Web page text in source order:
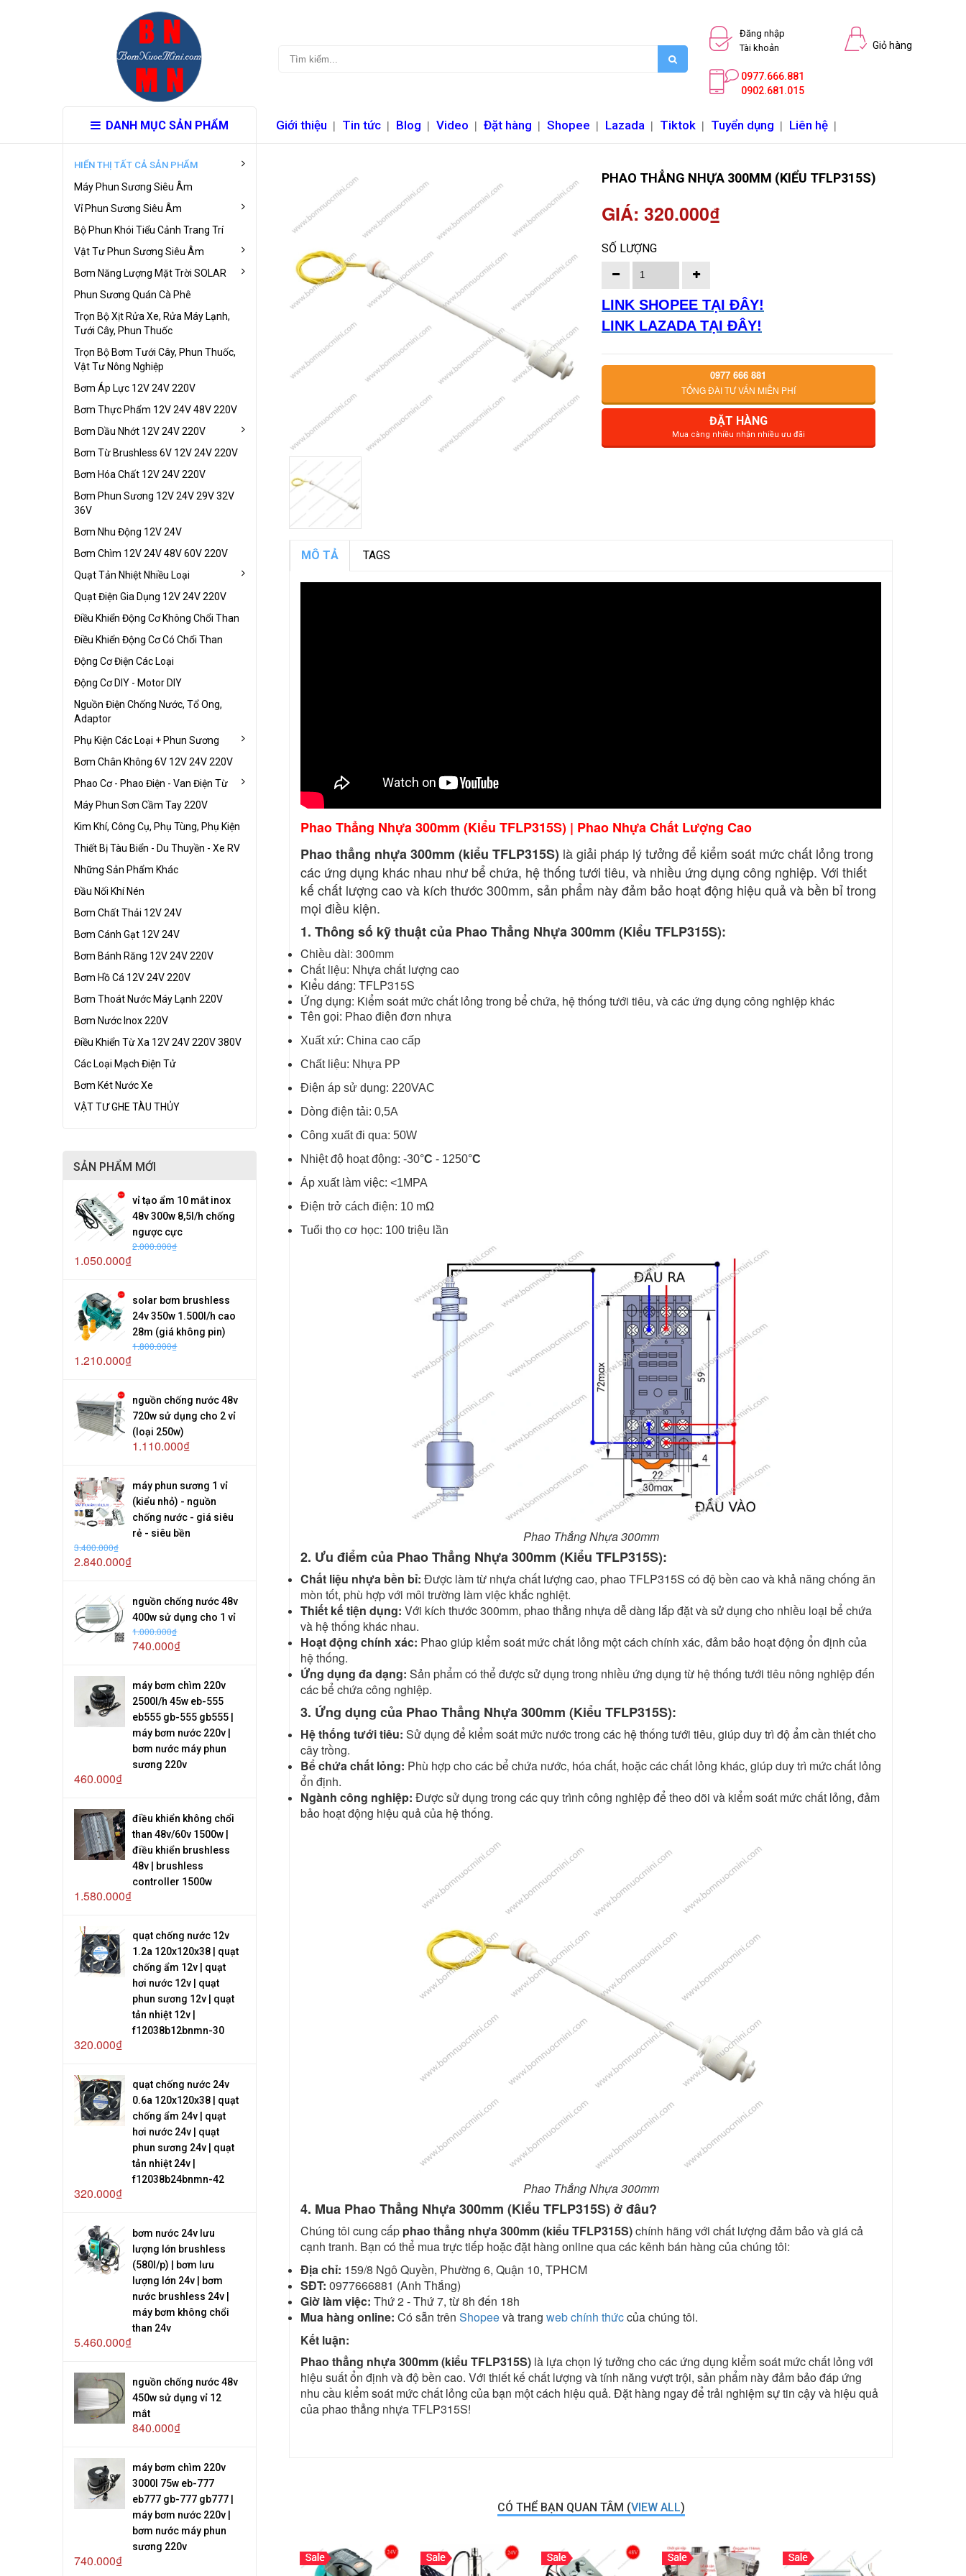
Đăng nhập
Tài khoản
Giỏ hàng
0977.666.881
0902.681.015
DANH MỤC SẢN PHẨM Giới thiệu | Tin tức | Blog | Video | Đặt hàng | Shopee | Lazada | Tiktok | Tuyển dụng | Liên hệ |
HIỂN THỊ TẤT CẢ SẢN PHẨM
Máy Phun Sương Siêu Âm
Vỉ Phun Sương Siêu Âm
Bộ Phun Khói Tiểu Cảnh Trang Trí
Vật Tư Phun Sương Siêu Âm
Bơm Năng Lượng Mặt Trời SOLAR
Phun Sương Quán Cà Phê
Trọn Bộ Xịt Rửa Xe, Rửa Máy Lạnh,
Tưới Cây, Phun Thuốc
Trọn Bộ Bơm Tưới Cây, Phun Thuốc,
Vật Tư Nông Nghiệp
Bơm Áp Lực 12V 24V 220V
Bơm Thực Phẩm 12V 24V 48V 220V
Bơm Dầu Nhớt 12V 24V 220V
Bơm Từ Brushless 6V 12V 24V 220V
Bơm Hóa Chất 12V 24V 220V
Bơm Phun Sương 12V 24V 29V 32V
36V
Bơm Nhu Động 12V 24V
Bơm Chìm 12V 24V 48V 60V 220V
Quạt Tản Nhiệt Nhiều Loại
Quạt Điện Gia Dụng 12V 24V 220V
Điều Khiển Động Cơ Không Chổi Than
Điều Khiển Động Cơ Có Chổi Than
Động Cơ Điện Các Loại
Động Cơ DIY - Motor DIY
Nguồn Điện Chống Nước, Tổ Ong,
Adaptor
Phụ Kiện Các Loại + Phun Sương
Bơm Chân Không 6V 12V 24V 220V
Phao Cơ - Phao Điện - Van Điện Từ
Máy Phun Sơn Cầm Tay 220V
Kim Khí, Công Cụ, Phụ Tùng, Phụ Kiện
Thiết Bị Tàu Biển - Du Thuyền - Xe RV
Những Sản Phẩm Khác
Đầu Nối Khí Nén
Bơm Chất Thải 12V 24V
Bơm Cánh Gạt 12V 24V
Bơm Bánh Răng 12V 24V 220V
Bơm Hồ Cá 12V 24V 220V
Bơm Thoát Nước Máy Lạnh 220V
Bơm Nước Inox 220V
Điều Khiển Từ Xa 12V 24V 220V 380V
Các Loại Mạch Điện Tử
Bơm Két Nước Xe
VẬT TƯ GHE TÀU THỦY
SẢN PHẨM MỚI
vỉ tạo ẩm 10 mắt inox
48v 300w 8,5l/h chống
ngược cực
2.000.000₫
1.050.000₫
solar bơm brushless
24v 350w 1.500l/h cao
28m (giá không pin)
1.800.000₫
1.210.000₫
nguồn chống nước 48v
720w sử dụng cho 2 vỉ
(loại 250w)
1.110.000₫
máy phun sương 1 vỉ
(kiểu nhỏ) - nguồn
chống nước - giá siêu
rẻ - siêu bền
3.400.000₫
2.840.000₫
nguồn chống nước 48v
400w sử dụng cho 1 vỉ
1.000.000₫
740.000₫
máy bơm chìm 220v
2500l/h 45w eb-555
eb555 gb-555 gb555 |
máy bơm nước 220v |
bơm nước máy phun
sương 220v
460.000₫
điều khiển không chổi
than 48v/60v 1500w |
điều khiển brushless
48v | brushless
controller 1500w
1.580.000₫
quạt chống nước 12v
1.2a 120x120x38 | quạt
chống ẩm 12v | quạt
hơi nước 12v | quạt
phun sương 12v | quạt
tản nhiệt 12v |
f12038b12bnmn-30
320.000₫
quạt chống nước 24v
0.6a 120x120x38 | quạt
chống ẩm 24v | quạt
hơi nước 24v | quạt
phun sương 24v | quạt
tản nhiệt 24v |
f12038b24bnmn-42
320.000₫
bơm nước 24v lưu
lượng lớn brushless
(580l/p) | bơm lưu
lượng lớn 24v | bơm
nước brushless 24v |
máy bơm không chổi
than 24v
5.460.000₫
nguồn chống nước 48v
450w sử dụng vỉ 12
mắt
840.000₫
máy bơm chìm 220v
3000l 75w eb-777
eb777 gb-777 gb777 |
máy bơm nước 220v |
bơm nước máy phun
sương 220v
740.000₫
PHAO THẲNG NHỰA 300MM (KIỂU TFLP315S)
GIÁ: 320.000₫
SỐ LƯỢNG
LINK SHOPEE TẠI ĐÂY!
LINK LAZADA TẠI ĐÂY!
0977 666 881
TỔNG ĐÀI TƯ VẤN MIỄN PHÍ
ĐẶT HÀNG
Mua càng nhiều nhận nhiều ưu đãi
MÔ TẢ TAGS
Phao Thẳng Nhựa 300mm (Kiểu TFLP315S) | Phao Nhựa Chất Lượng Cao
Phao thẳng nhựa 300mm (kiểu TFLP315S) là giải pháp lý tưởng để kiểm soát mức chất lỏng trong
các ứng dụng khác nhau như bể chứa, hệ thống tưới tiêu, và nhiều ứng dụng công nghiệp. Với thiết
kế chất lượng cao và kích thước 300mm, sản phẩm này đảm bảo hoạt động hiệu quả và bền bỉ trong
mọi điều kiện.
1. Thông số kỹ thuật của Phao Thẳng Nhựa 300mm (Kiểu TFLP315S):
Chiều dài: 300mm
Chất liệu: Nhựa chất lượng cao
Kiểu dáng: TFLP315S
Ứng dụng: Kiểm soát mức chất lỏng trong bể chứa, hệ thống tưới tiêu, và các ứng dụng công nghiệp khác
Tên gọi: Phao điện đơn nhựa
Xuất xứ: China cao cấp
Chất liệu: Nhựa PP
Điện áp sử dụng: 220VAC
Dòng điện tải: 0,5A
Công xuất đi qua: 50W
Nhiệt độ hoạt động: -30°C - 1250°C
Áp xuất làm việc: <1MPA
Điện trở cách điện: 10 mΩ
Tuổi thọ cơ học: 100 triệu lần
Phao Thẳng Nhựa 300mm
2. Ưu điểm của Phao Thẳng Nhựa 300mm (Kiểu TFLP315S):
Chất liệu nhựa bền bỉ: Được làm từ nhựa chất lượng cao, phao TFLP315S có độ bền cao và khả năng chống ăn
mòn tốt, phù hợp với môi trường làm việc khắc nghiệt.
Thiết kế tiện dụng: Với kích thước 300mm, phao thẳng nhựa dễ dàng lắp đặt và sử dụng cho nhiều loại bể chứa
và hệ thống khác nhau.
Hoạt động chính xác: Phao giúp kiểm soát mức chất lỏng một cách chính xác, đảm bảo hoạt động ổn định của
hệ thống.
Ứng dụng đa dạng: Sản phẩm có thể được sử dụng trong nhiều ứng dụng từ hệ thống tưới tiêu nông nghiệp đến
các bể chứa công nghiệp.
3. Ứng dụng của Phao Thẳng Nhựa 300mm (Kiểu TFLP315S):
Hệ thống tưới tiêu: Sử dụng để kiểm soát mức nước trong các hệ thống tưới tiêu, giúp duy trì độ ẩm cần thiết cho
cây trồng.
Bể chứa chất lỏng: Phù hợp cho các bể chứa nước, hóa chất, hoặc các chất lỏng khác, giúp duy trì mức chất lỏng
ổn định.
Ngành công nghiệp: Được sử dụng trong các quy trình công nghiệp để theo dõi và kiểm soát mức chất lỏng, đảm
bảo hoạt động hiệu quả của hệ thống.
Phao Thẳng Nhựa 300mm
4. Mua Phao Thẳng Nhựa 300mm (Kiểu TFLP315S) ở đâu?
Chúng tôi cung cấp phao thẳng nhựa 300mm (kiểu TFLP315S)chính hãng với chất lượng đảm bảo và giá cả
cạnh tranh. Bạn có thể mua trực tiếp hoặc đặt hàng online qua các kênh bán hàng của chúng tôi:
Địa chỉ: 159/8 Ngô Quyền, Phường 6, Quận 10, TPHCM
SĐT: 0977666881 (Anh Thắng)
Giờ làm việc: Thứ 2 - Thứ 7, từ 8h đến 18h
Mua hàng online: Có sẵn trên Shopeevà trang web chính thứccủa chúng tôi.
Kết luận:
Phao thẳng nhựa 300mm (kiểu TFLP315S) là lựa chọn lý tưởng cho các ứng dụng kiểm soát mức chất lỏng với
hiệu suất ổn định và độ bền cao. Với thiết kế chất lượng và tính năng vượt trội, sản phẩm này đảm bảo đáp ứng
nhu cầu kiểm soát mức chất lỏng của bạn một cách hiệu quả. Đặt hàng ngay để trải nghiệm sự tin cậy và hiệu quả
của phao thẳng nhựa TFLP315S!
CÓ THỂ BẠN QUAN TÂM (VIEW ALL)